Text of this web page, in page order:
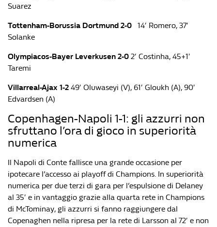
Suarez
Tottenham-Borussia Dortmund 2-0 14′ Romero, 37′
Solanke
Olympiacos-Bayer Leverkusen 2-0 2′ Costinha, 45+1′
Taremi
Villarreal-Ajax 1-2 49′ Oluwaseyi (V), 61′ Gloukh (A), 90′
Edvardsen (A)
Copenhagen-Napoli 1-1: gli azzurri non
sfruttano l’ora di gioco in superiorità
numerica
Il Napoli di Conte fallisce una grande occasione per
ipotecare l’accesso ai playoff di Champions. In superiorità
numerica per due terzi di gara per l’espulsione di Delaney
al 35′ e in vantaggio grazie alla quarta rete in Champions
di McTominay, gli azzurri si fanno raggiungere dal
Copenaghen nella ripresa per la rete di Larsson al 72′ e non